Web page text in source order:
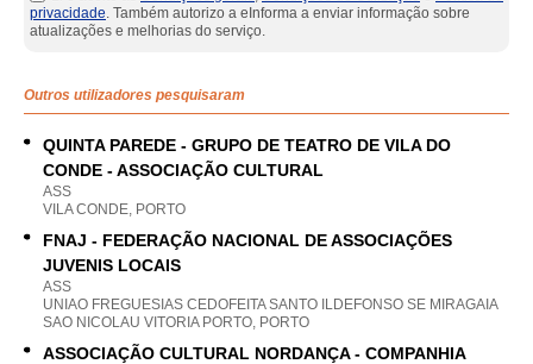
privacidade. Também autorizo a eInforma a enviar informação sobre
atualizações e melhorias do serviço.
Outros utilizadores pesquisaram
QUINTA PAREDE - GRUPO DE TEATRO DE VILA DO
CONDE - ASSOCIAÇÃO CULTURAL
ASS
VILA CONDE, PORTO
FNAJ - FEDERAÇÃO NACIONAL DE ASSOCIAÇÕES
JUVENIS LOCAIS
ASS
UNIAO FREGUESIAS CEDOFEITA SANTO ILDEFONSO SE MIRAGAIA
SAO NICOLAU VITORIA PORTO, PORTO
ASSOCIAÇÃO CULTURAL NORDANÇA - COMPANHIA